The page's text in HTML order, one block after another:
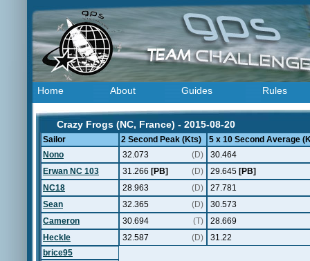
Home About Guides Rules
Crazy Frogs (NC, France) - 2015-08-20
Sailor 2 Second Peak (Kts)
5 x 10 Second Average
Nono
32.073 (D)
30.464
Erwan NC 103
31.266 [PB] (D) 29.645 [PB]
NC18
28.963 (D)
27.781
Sean
32.365 (D)
30.573
Cameron
30.694 (T)
28.669
Heckle
32.587 (D)
31.22
brice95